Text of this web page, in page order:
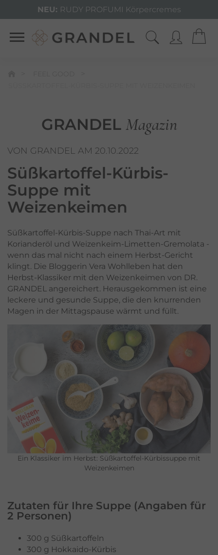
NEU: RUDY PROFUMI Körpercremes
GRANDEL Magazin
VON GRANDEL AM 20.10.2022
Süßkartoffel-Kürbis-
Suppe mit
Weizenkeimen
Süßkartoffel-Kürbis-Suppe nach Thai-Art mit
Korianderöl und Weizenkeim-Limetten-Gremolata -
wenn das mal nicht nach einem Herbst-Gericht
klingt. Die Bloggerin Vera Wohlleben hat den
Herbst-Klassiker mit den Weizenkeimen von DR.
GRANDEL angereichert. Herausgekommen ist eine
leckere und gesunde Suppe, die den knurrenden
Magen in der Mittagspause wärmt und füllt.
Ein Klassiker im Herbst: Süßkartoffel-Kürbissuppe mit
Weizenkeimen
Zutaten für Ihre Suppe (Angaben für
2 Personen)
300 g Süßkartoffeln
300 g Hokkaido-Kürbis